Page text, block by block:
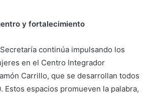
y fortalecimiento
continúa impulsando los
en el Centro Integrador
Carrillo, que se desarrollan todos
Estos espacios promueven la palabra,